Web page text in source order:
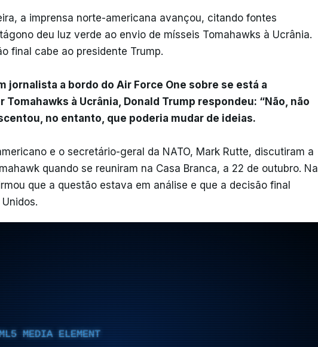
a imprensa norte-americana avançou, citando fontes
deu luz verde ao envio de mísseis Tomahawks à Ucrânia.
final cabe ao presidente Trump.
jornalista a bordo do Air Force One sobre se está a
à Ucrânia, Donald Trump respondeu: “Não, não
no entanto, que poderia mudar de ideias.
e o secretário-geral da NATO, Mark Rutte, discutiram a
quando se reuniram na Casa Branca, a 22 de outubro. Na
que a questão estava em análise e que a decisão final
MEDIA ELEMENT